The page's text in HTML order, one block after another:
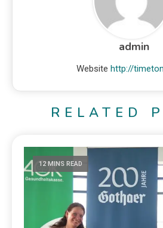
admin
Website http://
RELATED
12 MINS READ